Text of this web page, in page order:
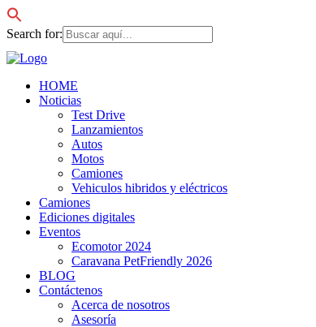
Search for:
HOME
Noticias
Test Drive
Lanzamientos
Autos
Motos
Camiones
Vehiculos hibridos y eléctricos
Camiones
Ediciones digitales
Eventos
Ecomotor 2024
Caravana PetFriendly 2026
BLOG
Contáctenos
Acerca de nosotros
Asesoría